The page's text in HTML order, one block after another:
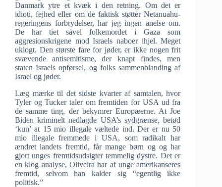
Danmark ytre et kvæk i den retning. Om det er
idioti, fejhed eller om de faktisk støtter Netanuahu-
regeringens forbrydelser, har jeg ingen anelse om.
De har tiet såvel folkemordet i Gaza som
aggresionskrigene mod Israels naboer ihjel. Meget
uklogt. Den største fare for jøder, er ikke nogen frit
svævende antisemitisme, der knapt findes, men
staten Israels opførsel, og folks sammenblanding af
Israel og jøder.
Læg mærke til det sidste kvarter af samtalen, hvor
Tyler og Tucker taler om fremtiden for USA ud fra
de samme ting, der bekymrer Europæerne. At Joe
Biden kriminelt nedlagde USA’s sydgrænse, betød
‘kun’ at 15 mio illegale væltede ind. Der er nu 50
mio illegale fremmede i USA, som radikalt har
ændret landets fremtid, får mange børn og og har
gjort unges fremtidsudsigter temmelig dystre. Det er
en klog analyse, Oliveira har af unge amerikanseres
fremtid, selvom han kalder sig “egentlig ikke
politisk.”